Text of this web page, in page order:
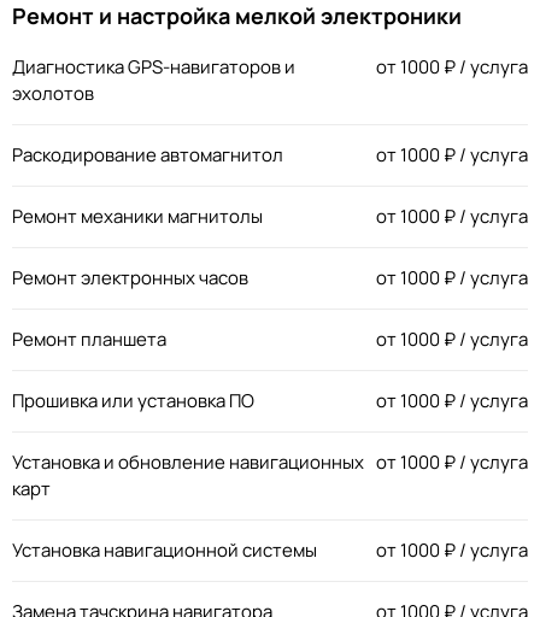
Ремонт и настройка мелкой электроники
Диагностика GPS-навигаторов и
эхолотов
от1000₽ / услуга
Раскодирование автомагнитол от1000₽ / услуга
Ремонт механики магнитолы от1000₽ / услуга
Ремонт электронных часов от1000₽ / услуга
Ремонт планшета от1000₽ / услуга
Прошивка или установка ПО от1000₽ / услуга
Установка и обновление навигационных
карт
от1000₽ / услуга
Установка навигационной системы от1000₽ / услуга
Замена тачскрина навигатора от1000₽ / услуга